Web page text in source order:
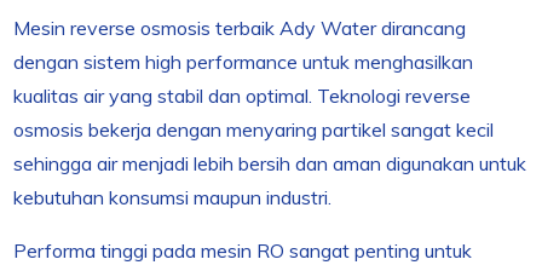
Mesin reverse osmosis terbaik Ady Water dirancang
dengan sistem high performance untuk menghasilkan
kualitas air yang stabil dan optimal. Teknologi reverse
osmosis bekerja dengan menyaring partikel sangat kecil
sehingga air menjadi lebih bersih dan aman digunakan untuk
kebutuhan konsumsi maupun industri.
Performa tinggi pada mesin RO sangat penting untuk